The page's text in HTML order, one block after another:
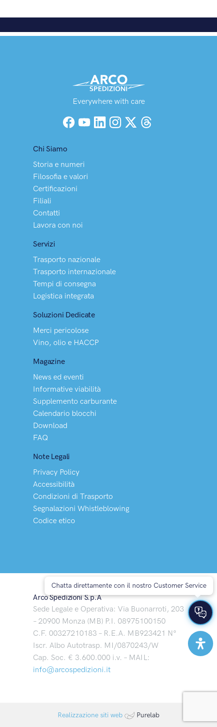
Everywhere with care
Facebook
YouTubeLinkedInInstagramX (Twitter)
Chi Siamo
Storia e numeri
Filosofia e valori
Certificazioni
Filiali
Contatti
Lavora con noi
Servizi
Trasporto nazionale
Trasporto internazionale
Tempi di consegna
Logistica integrata
Soluzioni Dedicate
Merci pericolose
Vino, olio e HACCP
Magazine
News ed eventi
Informative viabilità
Supplemento carburante
Calendario blocchi
Download
FAQ
Note Legali
Privacy Policy
Accessibilità
Condizioni di Trasporto
Segnalazioni Whistleblowing
Codice etico
Arco Spedizioni S.p.A
Sede Legale e Operativa: Via Buonarroti, 203
– 20900 Monza (MB) P.I. 08975100150
C.F. 00327210183 – R.E.A. MB923421 N°
Iscr. Albo Autotrasp. MI/0870243/W
Cap. Soc. € 3.600.000 i.v. – MAIL:
info@arcospedizioni.it
Realizzazione siti web Purelab
Chatta direttamente con il nostro Customer Service